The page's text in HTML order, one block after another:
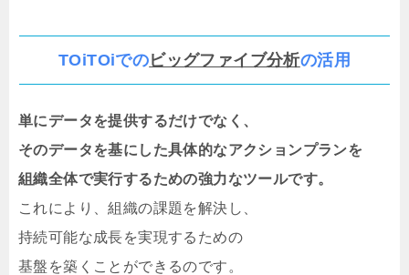
TOiTOiでのビッグファイブ分析の活用
単にデータを提供するだけでなく、
そのデータを基にした具体的なアクションプランを
組織全体で実行するための強力なツールです。
これにより、組織の課題を解決し、
持続可能な成長を実現するための
基盤を築くことができるのです。